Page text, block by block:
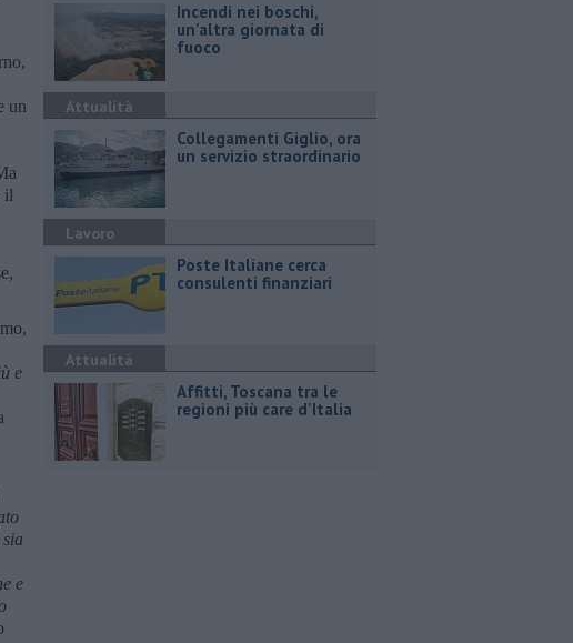
un
il
e
e
Incendi nei boschi,
un'altra giornata di
fuoco
Attualità
Collegamenti Giglio, ora
un servizio straordinario
Lavoro
Poste Italiane cerca
consulenti finanziari
Attualità
Affitti, Toscana tra le
regioni più care d'Italia